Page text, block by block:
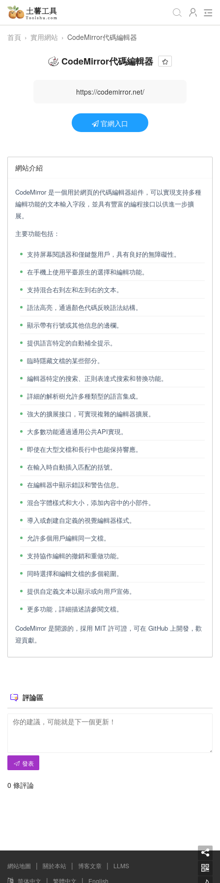
視頻處理 音頻處理
編程開發
趣味休閒
首頁 › 實用網站 › CodeMirror代碼編輯器
CodeMirror代碼編輯器
https://codemirror.net/
官網入口
網站介紹
CodeMirror 是一個用於網頁的代碼編輯器組件，可以實現支持多種
編輯功能的文本輸入字段，並具有豐富的編程接口以供進一步擴
展。
主要功能包括：
支持屏幕閱讀器和僅鍵盤用戶，具有良好的無障礙性。
在手機上使用平臺原生的選擇和編輯功能。
支持混合右到左和左到右的文本。
語法高亮，通過顏色代碼反映語法結構。
顯示帶有行號或其他信息的邊欄。
提供語言特定的自動補全提示。
臨時隱藏文檔的某些部分。
編輯器特定的搜索、正則表達式搜索和替換功能。
詳細的解析樹允許多種類型的語言集成。
強大的擴展接口，可實現複雜的編輯器擴展。
大多數功能通過通用公共API實現。
即使在大型文檔和長行中也能保持響應。
在輸入時自動插入匹配的括號。
在編輯器中顯示錯誤和警告信息。
混合字體樣式和大小，添加內容中的小部件。
導入或創建自定義的視覺編輯器樣式。
允許多個用戶編輯同一文檔。
支持協作編輯的撤銷和重做功能。
同時選擇和編輯文檔的多個範圍。
提供自定義文本以顯示或向用戶宣佈。
更多功能，詳細描述請參閱文檔。
CodeMirror 是開源的，採用 MIT 許可證，可在 GitHub 上開發，歡
迎貢獻。
評論區
發表
0 條評論
網站地圖 | 關於本站 | 博客文章 |
LLMS
简体中文
| 繁體中文 | English